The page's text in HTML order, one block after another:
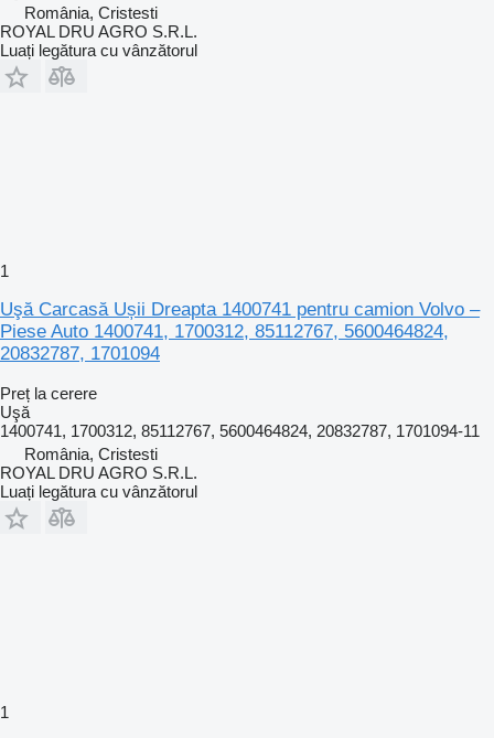
România, Cristesti
ROYAL DRU AGRO S.R.L.
Luați legătura cu vânzătorul
1
Uşă Carcasă Ușii Dreapta 1400741 pentru camion Volvo –
Piese Auto 1400741, 1700312, 85112767, 5600464824,
20832787, 1701094
Preț la cerere
Uşă
1400741, 1700312, 85112767, 5600464824, 20832787, 1701094-11
România, Cristesti
ROYAL DRU AGRO S.R.L.
Luați legătura cu vânzătorul
1